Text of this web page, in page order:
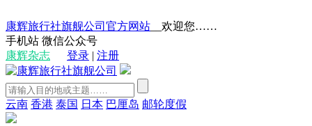
康辉旅行社旗舰公司官方网站 __欢迎您……
手机站 微信公众号
康辉杂志
登录 | 注册
云南 香港 泰国 日本 巴厘岛 邮轮度假